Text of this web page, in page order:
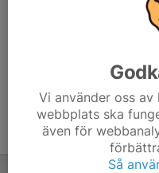
Vi använder oss
webbplats ska
även för
Så